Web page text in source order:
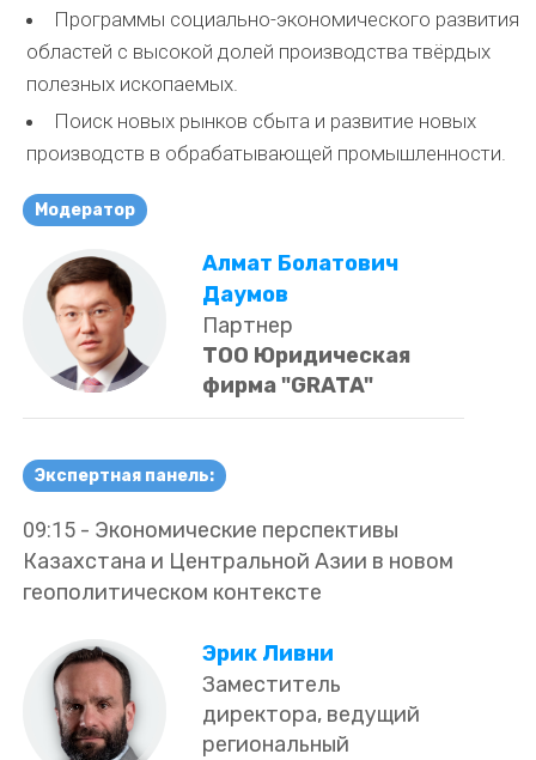
Программы социально-экономического развития
областей с высокой долей производства твёрдых
полезных ископаемых.
Поиск новых рынков сбыта и развитие новых
производств в обрабатывающей промышленности.
Модератор
Алмат Болатович
Даумов
Партнер
ТОО Юридическая
фирма "GRATA"
Экспертная панель:
09:15 - Экономические перспективы
Казахстана и Центральной Азии в новом
геополитическом контексте
Эрик Ливни
Заместитель
директора, ведущий
региональный